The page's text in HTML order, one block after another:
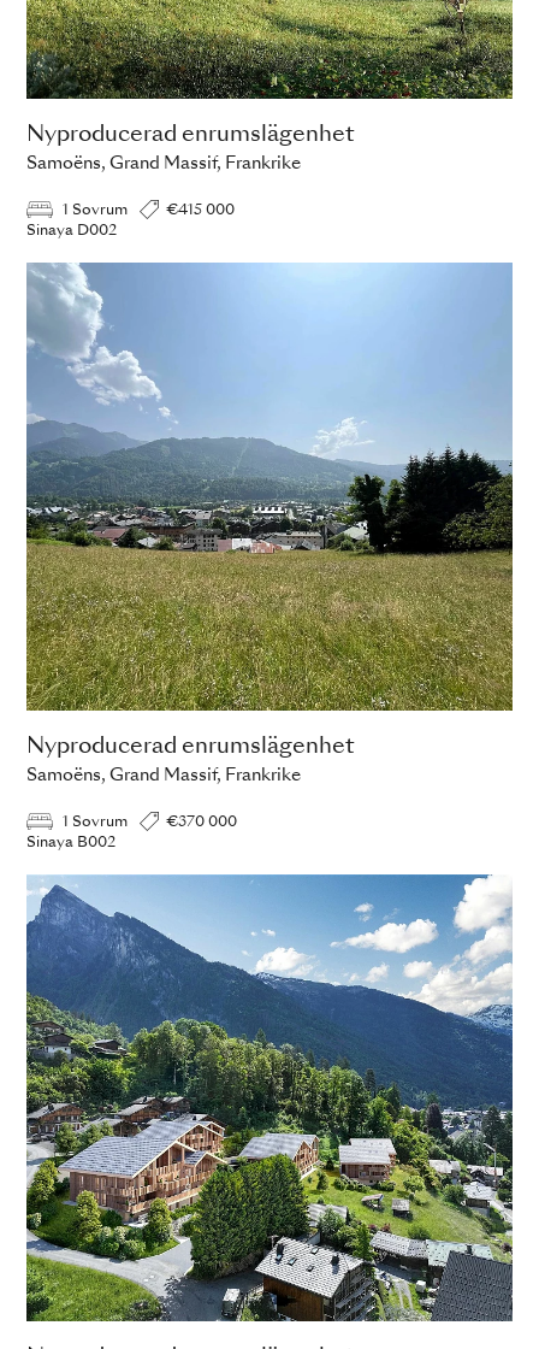
Nyproducerad enrumslägenhet
Samoëns, Grand Massif, Frankrike
1 Sovrum
€415 000
Sinaya D002
Nyproducerad enrumslägenhet
Samoëns, Grand Massif, Frankrike
1 Sovrum
€370 000
Sinaya B002